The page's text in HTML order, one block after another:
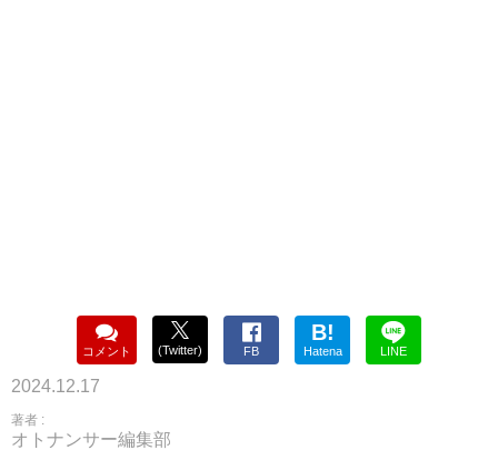
コメント (Twitter) FB
B!
Hatena LINE
2024.12.17
著者 :
オトナンサー編集部